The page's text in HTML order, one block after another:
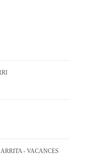
- VACANCES